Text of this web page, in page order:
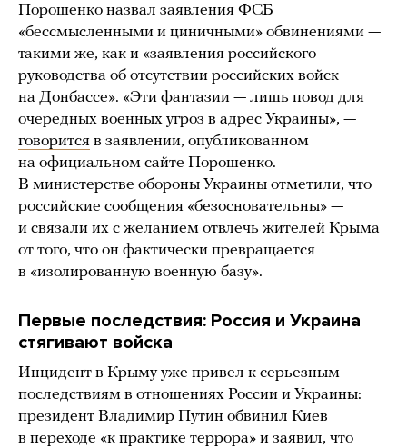
Порошенко назвал заявления ФСБ
«бессмысленными и циничными» обвинениями —
такими же, как и «заявления российского
руководства об отсутствии российских войск
на Донбассе». «Эти фантазии — лишь повод для
очередных военных угроз в адрес Украины», —
говорится в заявлении, опубликованном
на официальном сайте Порошенко.
В министерстве обороны Украины отметили, что
российские сообщения «безосновательны» —
и связали их с желанием отвлечь жителей Крыма
от того, что он фактически превращается
в «изолированную военную базу».
Первые последствия: Россия и Украина
стягивают войска
Инцидент в Крыму уже привел к серьезным
последствиям в отношениях России и Украины:
президент Владимир Путин обвинил Киев
в переходе «к практике террора» и заявил, что